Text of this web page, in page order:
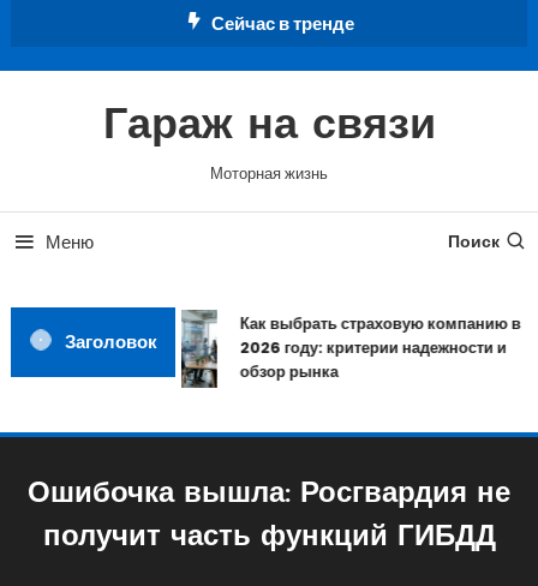
Сейчас в тренде
Гараж на связи
Моторная жизнь
Меню Поиск
Заголовок
Как выбрать страховую компанию в
2026 году: критерии надежности и
обзор рынка
Ошибочка вышла: Росгвардия не
получит часть функций ГИБДД